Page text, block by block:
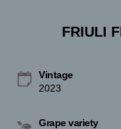
FRIULI
Vintage
2023
Grape variety